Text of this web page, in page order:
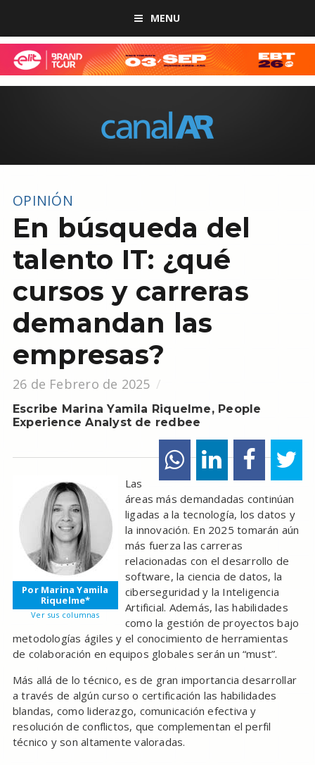
MENU
OPINIÓN
En búsqueda del
talento IT: ¿qué
cursos y carreras
demandan las
empresas?
26 de Febrero de 2025
Escribe Marina Yamila Riquelme, People
Experience Analyst de redbee
Por Marina Yamila
Riquelme*
Ver sus columnas
Las
áreas más demandadas continúan
ligadas a la tecnología, los datos y
la innovación. En 2025 tomarán aún
más fuerza las carreras
relacionadas con el desarrollo de
software, la ciencia de datos, la
ciberseguridad y la Inteligencia
Artificial. Además, las habilidades
como la gestión de proyectos bajo
metodologías ágiles y el conocimiento de herramientas
de colaboración en equipos globales serán un “must”.
Más allá de lo técnico, es de gran importancia desarrollar
a través de algún curso o certificación las habilidades
blandas, como liderazgo, comunicación efectiva y
resolución de conflictos, que complementan el perfil
técnico y son altamente valoradas.